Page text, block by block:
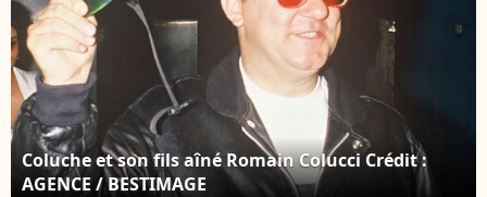
Coluche et son fils aîné Romain Colucci Crédit :
AGENCE / BESTIMAGE